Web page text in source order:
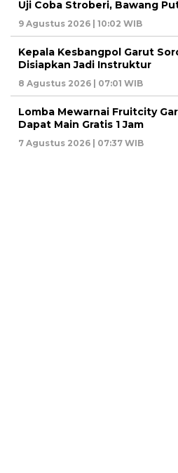
Uji Coba Stroberi, Bawang
9 Agustus 2026 | 10:02 WIB
Kepala Kesbangpol Garut
Disiapkan Jadi Instruktur
8 Agustus 2026 | 07:01 WIB
Lomba Mewarnai Fruitcity
Dapat Main Gratis 1 Jam
7 Agustus 2026 | 07:37 WIB